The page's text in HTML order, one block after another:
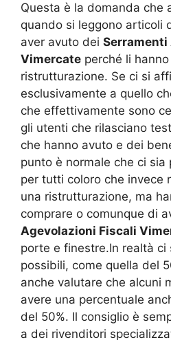
Questa è la domanda che
quando si leggono articoli
aver avuto dei Serramenti
Vimercate perché li
ristrutturazione. Se ci si
esclusivamente a quello
che effettivamente sono
gli utenti che rilasciano
che hanno avuto e dei
punto è normale che ci sia
per tutti coloro che invece
una ristrutturazione, ma
comprare o comunque di
Agevolazioni Fiscali
porte e finestre.In realtà
possibili, come quella del
anche valutare che alcuni
avere una percentuale
del 50%. Il consiglio è
a dei rivenditori